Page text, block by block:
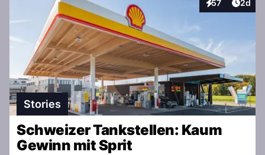
57
Interaktionen
2d
Stories
Schweizer Tankstellen: Kaum
Gewinn mit Sprit